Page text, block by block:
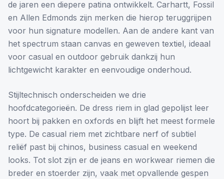
de jaren een diepere patina ontwikkelt. Carhartt, Fossil
en Allen Edmonds zijn merken die hierop teruggrijpen
voor hun signature modellen. Aan de andere kant van
het spectrum staan canvas en geweven textiel, ideaal
voor casual en outdoor gebruik dankzij hun
lichtgewicht karakter en eenvoudige onderhoud.
Stijltechnisch onderscheiden we drie
hoofdcategorieën. De dress riem in glad gepolijst leer
hoort bij pakken en oxfords en blijft het meest formele
type. De casual riem met zichtbare nerf of subtiel
reliëf past bij chinos, business casual en weekend
looks. Tot slot zijn er de jeans en workwear riemen die
breder en stoerder zijn, vaak met opvallende gespen